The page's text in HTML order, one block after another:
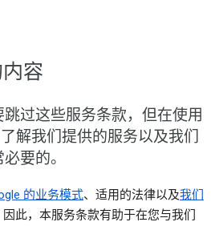
容
过这些服务条款，但在使用
解我们提供的服务以及我们
要的。
的业务模式、适用的法律以及我们
因此，本服务条款有助于在您与我们